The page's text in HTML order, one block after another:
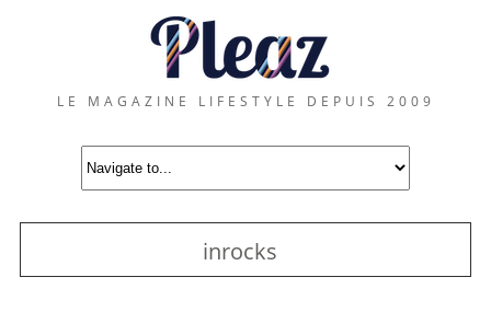
LE MAGAZINE LIFESTYLE DEPUIS 2009
inrocks